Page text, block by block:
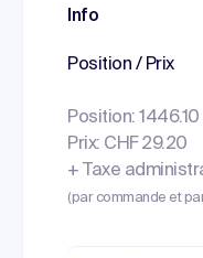
Info
Position / Prix
Position: 1446.10
Prix: CHF 29.20
+ Taxe
(par commande et